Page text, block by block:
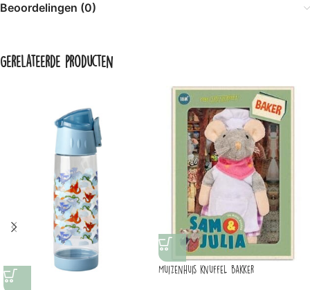
Beoordelingen (0)
Gerelateerde producten
Muizenhuis knuffel bakker